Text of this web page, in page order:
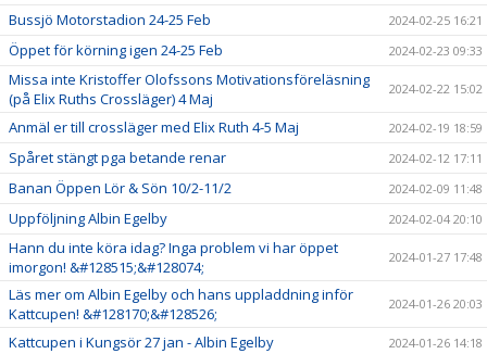
Bussjö Motorstadion 24-25 Feb 2024-02-25 16:21
Öppet för körning igen 24-25 Feb 2024-02-23 09:33
Missa inte Kristoffer Olofssons Motivationsföreläsning
(på Elix Ruths Crossläger) 4 Maj
2024-02-22 15:02
Anmäl er till crossläger med Elix Ruth 4-5 Maj 2024-02-19 18:59
Spåret stängt pga betande renar 2024-02-12 17:11
Banan Öppen Lör & Sön 10/2-11/2 2024-02-09 11:48
Uppföljning Albin Egelby 2024-02-04 20:10
Hann du inte köra idag? Inga problem vi har öppet
imorgon! &#128515;&#128074;
2024-01-27 17:48
Läs mer om Albin Egelby och hans uppladdning inför
Kattcupen! &#128170;&#128526;
2024-01-26 20:03
Kattcupen i Kungsör 27 jan - Albin Egelby 2024-01-26 14:18